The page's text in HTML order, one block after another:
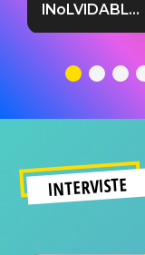
INoLVIDABLE”:
testo,
significato
INTERVISTE